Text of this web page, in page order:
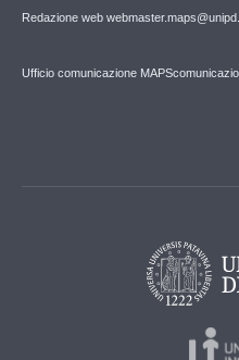
Redazione web
Ufficio comunicazione MAPS